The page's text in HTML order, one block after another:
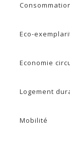
Eco-
Economie
Logement
Mobilité